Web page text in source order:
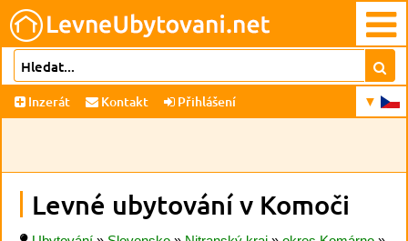
Inzerát Kontakt Přihlášení
Levné ubytování v Komoči